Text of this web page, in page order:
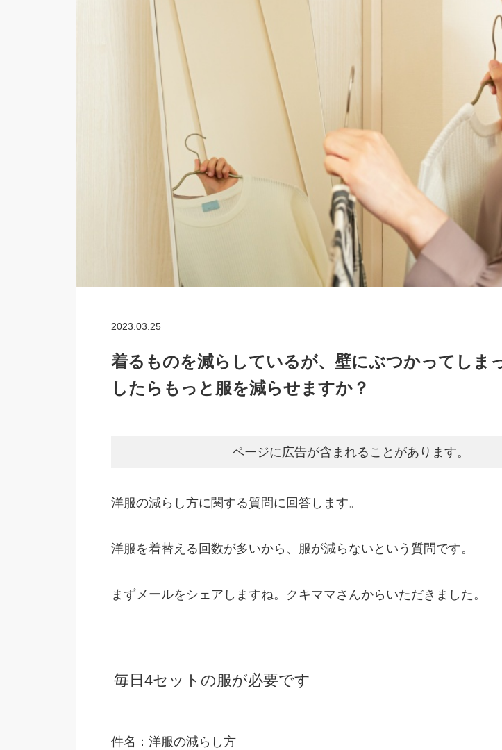
2023.03.25
着るものを減らしているが、壁にぶつかってしま
したらもっと服を減らせますか？
ページに広告が含まれることがあります。
洋服の減らし方に関する質問に回答します。
洋服を着替える回数が多いから、服が減らないという質問です。
まずメールをシェアしますね。クキママさんからいただきました。
毎日4セットの服が必要です
件名：洋服の減らし方